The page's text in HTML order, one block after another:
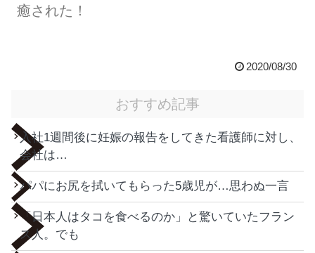
癒された！
2020/08/30
おすすめ記事
入社1週間後に妊娠の報告をしてきた看護師に対し、
会社は…
パパにお尻を拭いてもらった5歳児が…思わぬ一言
「日本人はタコを食べるのか」と驚いていたフラン
ス人。でも